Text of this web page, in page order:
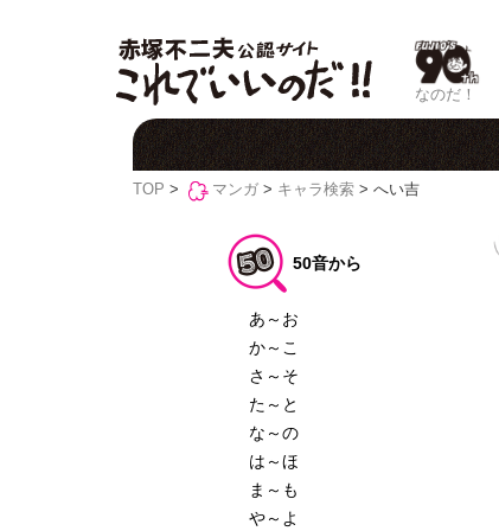
なのだ！
TOP > マンガ > キャラ検索 > へい吉
50音から
あ～お
か～こ
さ～そ
た～と
な～の
は～ほ
ま～も
や～よ